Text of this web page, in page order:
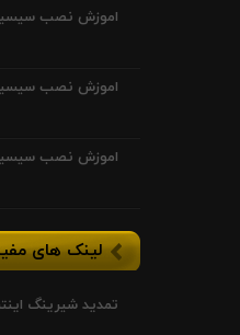
اموزش نصب
اموزش نصب
اموزش نصب
لینک های
تمدید شیرینگ